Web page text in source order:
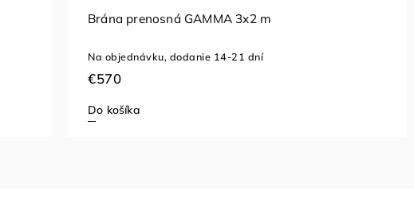
Brána prenosná GAMMA 3x2 m
Na objednávku, dodanie 14-21 dní
€570
Do košíka